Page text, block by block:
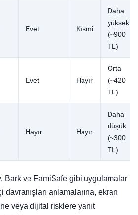
Evet Kısmi
Daha
yüksek
(~900
TL)
Evet Hayır
Orta
(~420
TL)
Hayır Hayır
Daha
düşük
(~300
TL)
Bark ve FamiSafe gibi uygulamalar
anlamalarına, ekran
veya dijital risklere yanıt